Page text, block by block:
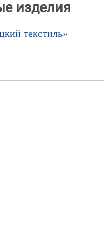
изделия
текстиль»